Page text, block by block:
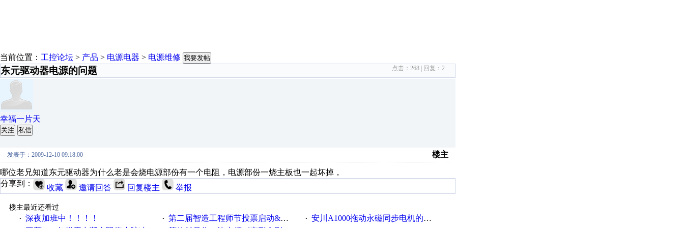
当前位置： 工控论坛 > 产品 > 电源电器 > 电源维修 我要发帖
东元驱动器电源的问题 点击： 268 | 回复： 2
幸福一片天
关注 私信
发表于：2009-12-10 09:18:00 楼主
哪位老兄知道东元驱动器为什么老是会烧电源部份有一个电阻，电源部份一烧主板也一起坏掉，
分享到：
收藏 邀请回答 回复楼主 举报
楼主最近还看过
· 深夜加班中！！！！ · 第二届智造工程师节投票启动&周周有礼！ · 安川A1000拖动永磁同步电机的系列参数